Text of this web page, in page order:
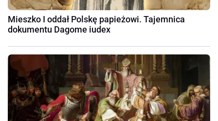
Mieszko I oddał Polskę papieżowi. Tajemnica
dokumentu Dagome iudex